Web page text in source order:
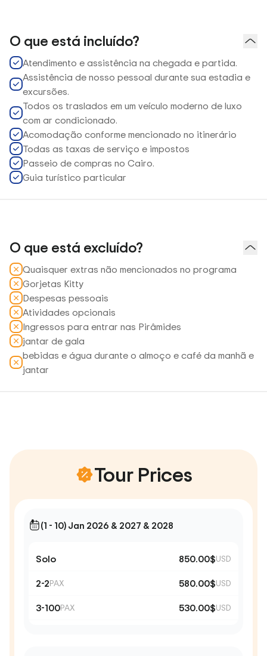
O que está incluído?
Atendimento e assistência na chegada e partida.
Assistência de nosso pessoal durante sua estadia e
excursões.
Todos os traslados em um veículo moderno de luxo
com ar condicionado.
Acomodação conforme mencionado no itinerário
Todas as taxas de serviço e impostos
Passeio de compras no Cairo.
Guia turístico particular
O que está excluído?
Quaisquer extras não mencionados no programa
Gorjetas Kitty
Despesas pessoais
Atividades opcionais
Ingressos para entrar nas Pirâmides
jantar de gala
bebidas e água durante o almoço e café da manhã e
jantar
Tour Prices
(1 - 10) Jan 2026 & 2027 & 2028
Solo 850.00$USD
2-2PAX 580.00$USD
3-100PAX 530.00$USD